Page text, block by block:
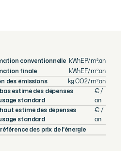
conventionnelle
kWhEP/m².an
finale
kWhEF/m².an
des émissions
kg CO2/m².an
estimé des dépenses
standard
€ /
an
estimé des dépenses
standard
€ /
an
des prix de l'énergie